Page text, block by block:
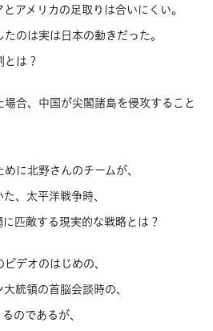
アメリカの足取りは合いにくい。
のは実は日本の動きだった。
とは？
合、中国が尖閣諸島を侵攻すること
に北野さんのチームが、
、太平洋戦争時、
匹敵する現実的な戦略とは？
デオのはじめの、
統領の首脳会談時の、
のであるが、